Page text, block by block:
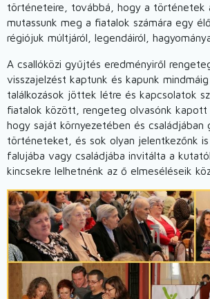
történeteire, továbbá, hogy a történetek
mutassunk meg a fiatalok számára egy
régiójuk múltjáról, legendáiról,
A csallóközi gyűjtés eredményiről
visszajelzést kaptunk és kapunk
találkozások jöttek létre és kapcsolatok
fiatalok között, rengeteg olvasónk kapott
hogy saját környezetében és családjában
történeteket, és sok olyan jelentkezőnk
falujába vagy családjába invitálta a
kincsekre lelhetnénk az ő elmeséléseik
Image